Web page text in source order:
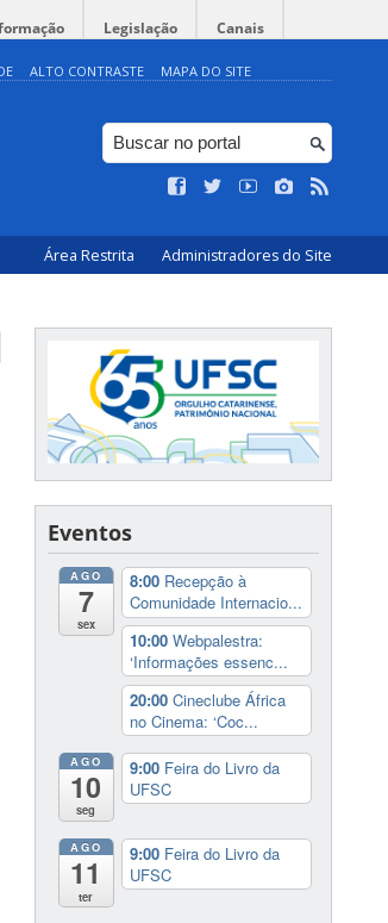
Legislação Canais
ALTO CONTRASTE MAPA DO SITE
Área Restrita Administradores do Site
Eventos
AGO
7
sex
8:00 Recepção à
Comunidade Internacio...
10:00 Webpalestra:
‘Informações essenc...
20:00 Cineclube África
no Cinema: ‘Coc...
AGO
10
seg
9:00 Feira do Livro da
UFSC
AGO
11
ter
9:00 Feira do Livro da
UFSC